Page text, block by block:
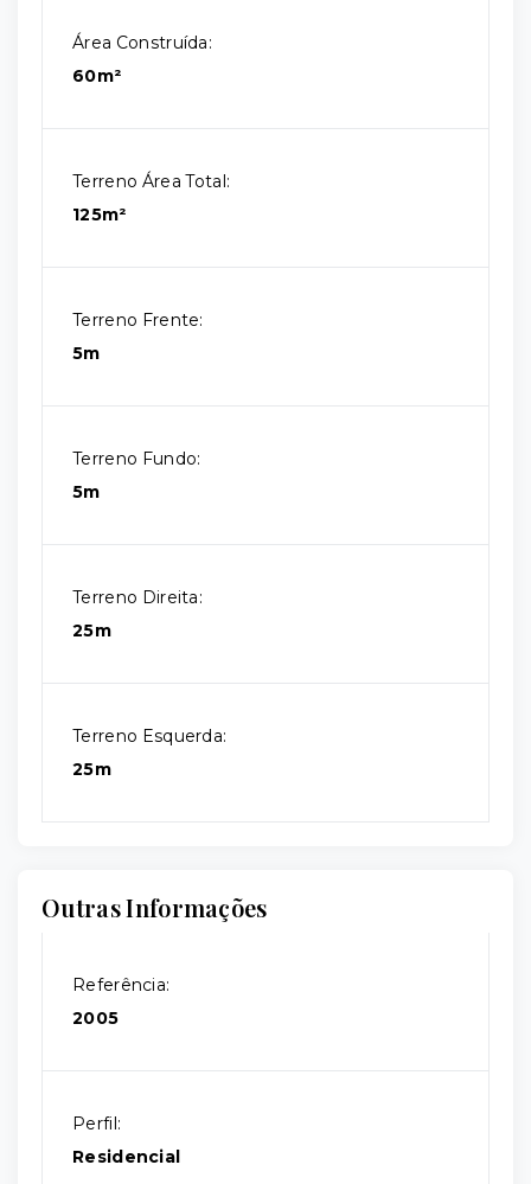
Área Construída:
60m²
Terreno Área Total:
125m²
Terreno Frente:
5m
Terreno Fundo:
5m
Terreno Direita:
25m
Terreno Esquerda:
25m
Outras Informações
Referência:
2005
Perfil:
Residencial